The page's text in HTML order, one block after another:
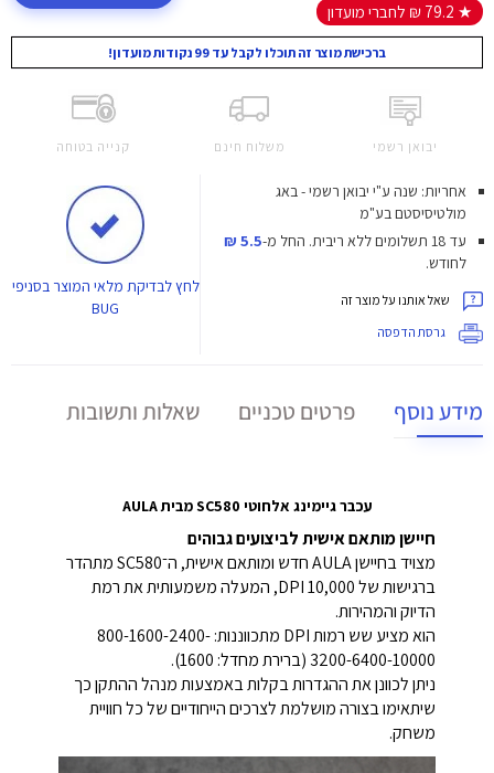
★ 79.2 ₪ לחברי מועדון
ברכישת מוצר זה תוכלו לקבל עד 99 נקודות מועדון!
יבואן רשמי משלוח חינם קנייה בטוחה
אחריות: שנה ע"י יבואן רשמי - באג
מולטיסיסטם בע"מ
עד 18 תשלומים ללא ריבית.
החל מ-5.5 ₪
לחודש.
שאל אותנו על מוצר זה
גרסת הדפסה
לחץלבדיקת מלאי המוצר בסניפי
BUG
מידע נוסף פרטים טכניים שאלות ותשובות
עכבר גיימינג אלחוטי SC580 מבית AULA
חיישן מותאם אישית לביצועים גבוהים
מצויד בחיישן AULA חדש ומותאם אישית, ה־SC580 מתהדר
ברגישות של 10,000 DPI, המעלה משמעותית את רמת
הדיוק והמהירות.
הוא מציע שש רמות DPI מתכווננות: 800-1600-2400-
3200-6400-10000 (ברירת מחדל: 1600).
ניתן לכוונן את ההגדרות בקלות באמצעות מנהל ההתקן כך
שיתאימו בצורה מושלמת לצרכים הייחודיים של כל חוויית
משחק.